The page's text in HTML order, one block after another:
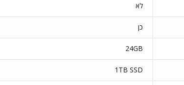
לא
כן
24GB
1TB SSD